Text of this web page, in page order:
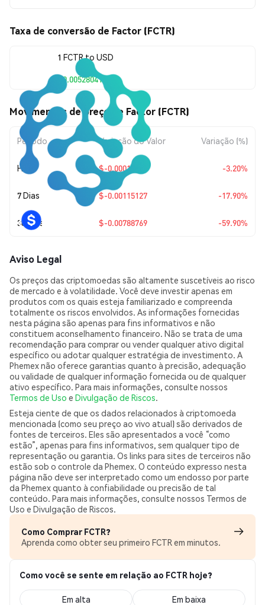
Taxa de conversão de Factor (FCTR)
1 FCTR to USD
$0.00528041
Movimentos de preço de Factor (FCTR)
Período Variação do Valor Variação (%)
Hoje $-0.00017456 -3.20%
7 Dias $-0.00115127 -17.90%
30 Dias $-0.00788769 -59.90%
Aviso Legal
Os preços das criptomoedas são altamente suscetíveis ao risco
de mercado e à volatilidade. Você deve investir apenas em
produtos com os quais esteja familiarizado e compreenda
totalmente os riscos envolvidos. As informações fornecidas
nesta página são apenas para fins informativos e não
constituem aconselhamento financeiro. Não se trata de uma
recomendação para comprar ou vender qualquer ativo digital
específico ou adotar qualquer estratégia de investimento. A
Phemex não oferece garantias quanto à precisão, adequação
ou validade de qualquer informação fornecida ou de qualquer
ativo específico. Para mais informações, consulte nossos
Termos de Uso e Divulgação de Riscos.
Esteja ciente de que os dados relacionados à criptomoeda
mencionada (como seu preço ao vivo atual) são derivados de
fontes de terceiros. Eles são apresentados a você “como
estão”, apenas para fins informativos, sem qualquer tipo de
representação ou garantia. Os links para sites de terceiros não
estão sob o controle da Phemex. O conteúdo expresso nesta
página não deve ser interpretado como um endosso por parte
da Phemex quanto à confiabilidade ou precisão de tal
conteúdo. Para mais informações, consulte nossos Termos de
Uso e Divulgação de Riscos.
Como Comprar FCTR?
Aprenda como obter seu primeiro FCTR em minutos.
Como você se sente em relação ao FCTR hoje?
Em alta Em baixa